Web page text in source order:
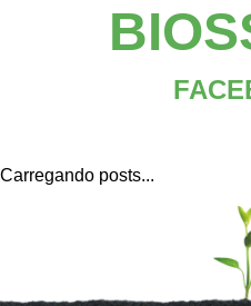
Carregando posts...